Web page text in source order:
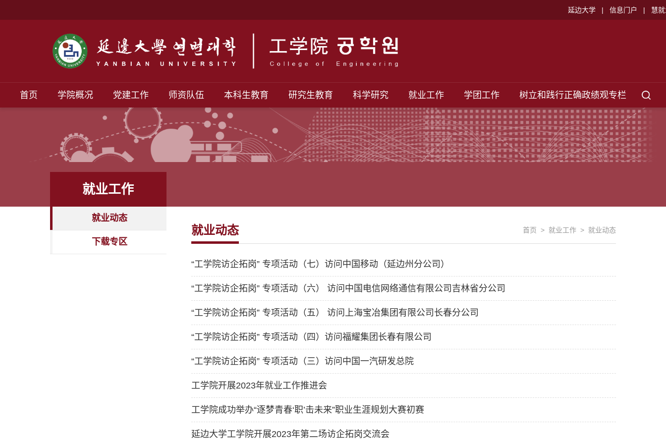
延边大学 | 信息门户 | 慧
首页 学院概况 党建工作 师资队伍 本科生教育 研究生教育 科学研究 就业工作 学团工作 树立和践行正确政绩观专栏
就业工作
就业动态
下载专区
首页 > 就业工作 > 就业动态
就业动态
“工学院访企拓岗” 专项活动（七）访问中国移动（延边州分公司）
“工学院访企拓岗” 专项活动（六） 访问中国电信网络通信有限公司吉林省分公司
“工学院访企拓岗” 专项活动（五） 访问上海宝冶集团有限公司长春分公司
“工学院访企拓岗” 专项活动（四）访问福耀集团长春有限公司
“工学院访企拓岗” 专项活动（三）访问中国一汽研发总院
工学院开展2023年就业工作推进会
工学院成功举办“逐梦青春‘职’击未来”职业生涯规划大赛初赛
延边大学工学院开展2023年第二场访企拓岗交流会